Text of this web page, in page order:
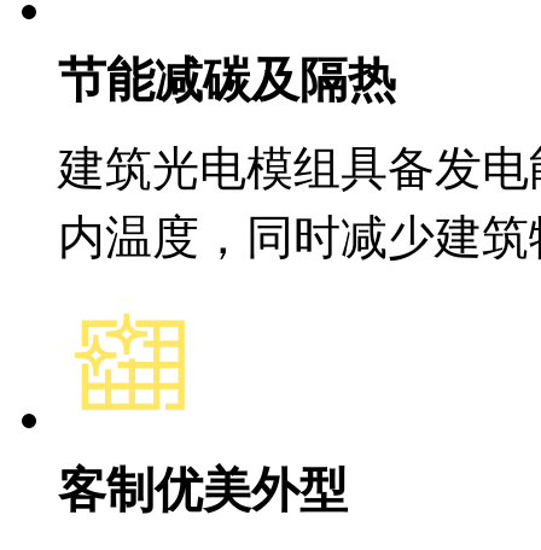
节能减碳及隔热
建筑光电模组具备发
内温度，同时减少建筑
客制优美外型